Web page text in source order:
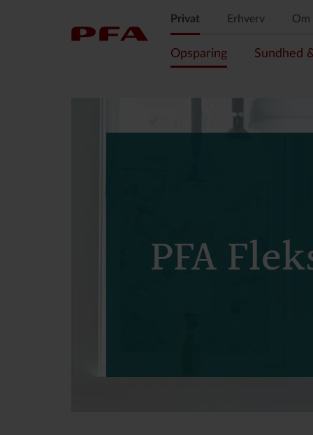
Privat Erhverv Om
Opsparing Sundhed
PFA